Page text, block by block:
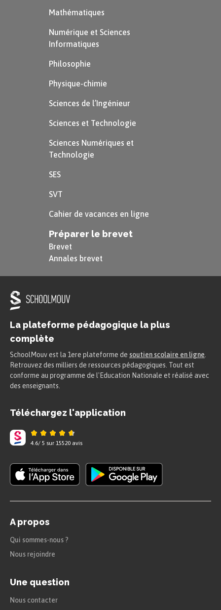
À retenir
L’oxygène, l’hydrogène, le carbone et
l’azote sont les éléments qui
constituent la base de la matière
vivante. Ils se sont formés dans le cœur
continuité de la matière.
Il existe une continuité de la matière, par
ce soit sur Terre ou dans les étoiles.
À retenir
matièreque l’infiniment grand, mais
n’obéit pas toujours aux mêmes lois.
Conclusion :
La matière unit l’infiniment grand et l’infiniment
non-vivants. Cela grâce à sa cohésion et à sa
constitution atomique qui est identique : de
Mathématiques
Numérique et Sciences
Informatiques
Philosophie
Physique-chimie
Sciences de l’Ingénieur
Sciences et Technologie
Sciences Numériques et
Technologie
SES
SVT
Cahier de vacances en ligne
Préparer le brevet
Brevet
Annales brevet
La plateforme pédagogique la plus
complète
SchoolMouv est la 1ere plateforme de soutien scolaire en ligne
Retrouvez des milliers de ressources pédagogiques. Tout est
conforme au programme de l'Education Nationale et réalisé avec
des enseignants.
Téléchargez l'application
4.6/ 5 sur 15520 avis
A propos
Qui sommes-nous ?
Nous rejoindre
Une question
Nous contacter